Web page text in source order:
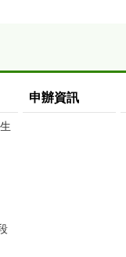
申辦資訊